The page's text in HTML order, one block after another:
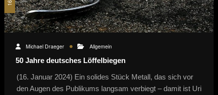
Michael Draeger Allgemein
50 Jahre deutsches Löffelbiegen
(16. Januar 2024) Ein solides Stück Metall, das sich vor
den Augen des Publikums langsam verbiegt – damit ist Uri